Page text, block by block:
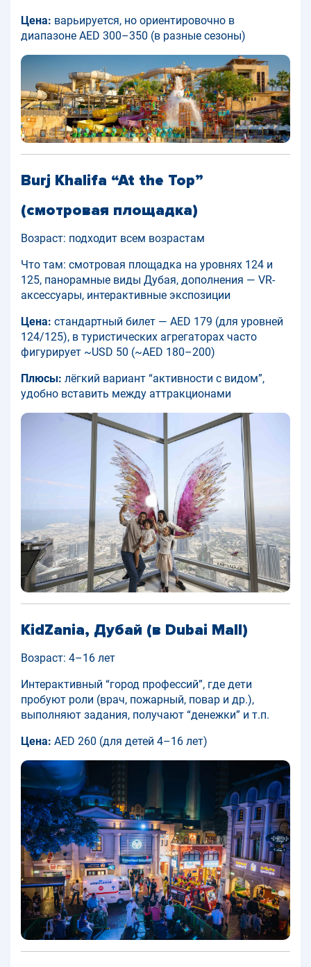
Цена: варьируется, но ориентировочно в
диапазоне AED 300–350 (в разные сезоны)
Burj Khalifa “At the Top”
(смотровая площадка)
Возраст: подходит всем возрастам
Что там: смотровая площадка на уровнях 124 и
125, панорамные виды Дубая, дополнения — VR-
аксессуары, интерактивные экспозиции
Цена: стандартный билет — AED 179 (для уровней
124/125), в туристических агрегаторах часто
фигурирует ~USD 50 (~AED 180–200)
Плюсы: лёгкий вариант “активности с видом”,
удобно вставить между аттракционами
KidZania, Дубай (в Dubai Mall)
Возраст: 4–16 лет
Интерактивный “город профессий”, где дети
пробуют роли (врач, пожарный, повар и др.),
выполняют задания, получают “денежки” и т.п.
Цена: AED 260 (для детей 4–16 лет)